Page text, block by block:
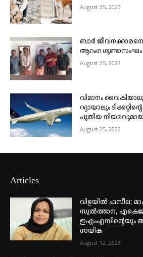
August 25, 2023
ബാർ ജീവനക്കാരനെ
ആറംഗ ഗുണ്ടാസംഘം
August 25, 2023
വിമാനം
റദ്ദായാലും
പുതിയ
August 25, 2023
Articles
വിളയിൽ ഫസീല;
സുൽത്താന,
ഇഎംഎസിന്റെയും
ഗായിക
August 12, 2023